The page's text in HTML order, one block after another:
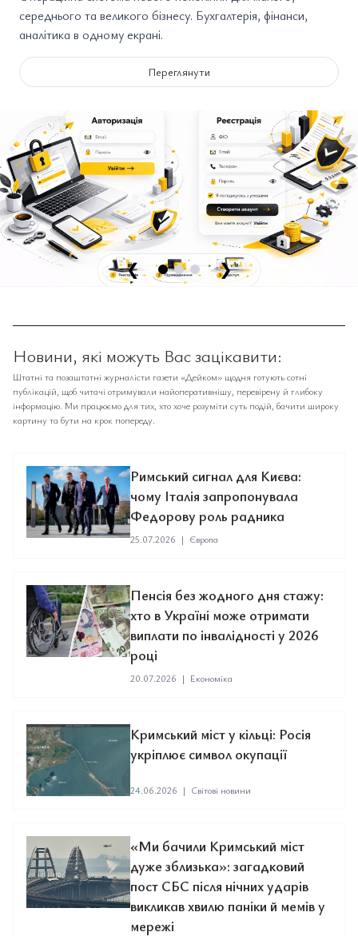
середнього та великого бізнесу. Бухгалтерія, фінанси,
аналітика в одному екрані.
Переглянути
❮ ❯
Новини, які можуть Вас зацікавити:
Штатні та позаштатні журналісти газети «Дейком» щодня готують сотні
публікацій, щоб читачі отримували найоперативнішу, перевірену й глибоку
інформацію. Ми працюємо для тих, хто хоче розуміти суть подій, бачити широку
картину та бути на крок попереду.
Римський сигнал для Києва:
чому Італія запропонувала
Федорову роль радника
25.07.2026 | Європа
Пенсія без жодного дня стажу:
хто в Україні може отримати
виплати по інвалідності у 2026
році
20.07.2026 | Економіка
Кримський міст у кільці: Росія
укріплює символ окупації
24.06.2026 | Світові новини
«Ми бачили Кримський міст
дуже зблизька»: загадковий
пост СБС після нічних ударів
викликав хвилю паніки й мемів у
мережі